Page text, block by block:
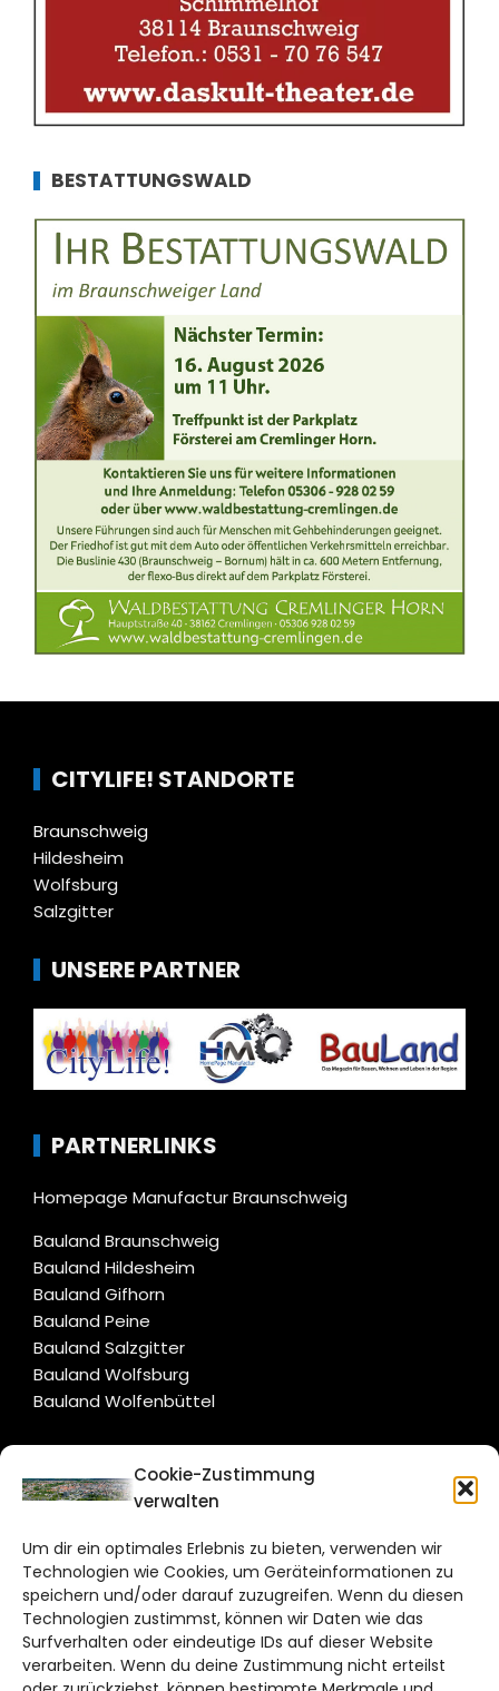
Cookie-Zustimmung
verwalten
Um dir ein optimales Erlebnis zu bieten, verwenden wir
Technologien wie Cookies, um Geräteinformationen zu
speichern und/oder darauf zuzugreifen. Wenn du diesen
Technologien zustimmst, können wir Daten wie das
Surfverhalten oder eindeutige IDs auf dieser Website
verarbeiten. Wenn du deine Zustimmung nicht erteilst
BESTATTUNGSWALD
CITYLIFE! STANDORTE
Braunschweig
Hildesheim
Wolfsburg
Salzgitter
UNSERE PARTNER
PARTNERLINKS
Homepage Manufactur Braunschweig
Bauland Braunschweig
Bauland Hildesheim
Bauland Gifhorn
Bauland Peine
Bauland Salzgitter
Bauland Wolfsburg
Bauland Wolfenbüttel
CITYLIFE!
Bruchtorwall 12
38100 Braunschweig
Telefon: 0531 387220 – 65